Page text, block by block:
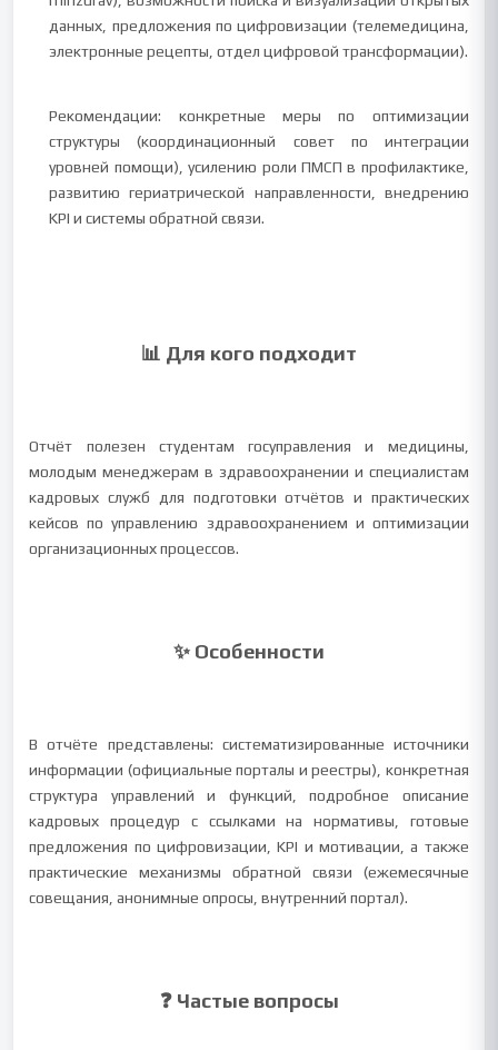
данных, предложения по цифровизации (телемедицина,
электронные рецепты, отдел цифровой трансформации).
Рекомендации: конкретные меры по оптимизации
структуры (координационный совет по интеграции
уровней помощи), усилению роли ПМСП в профилактике,
развитию гериатрической направленности, внедрению
KPI и системы обратной связи.
📊 Для кого подходит
Отчёт полезен студентам госуправления и медицины,
молодым менеджерам в здравоохранении и специалистам
кадровых служб для подготовки отчётов и практических
кейсов по управлению здравоохранением и оптимизации
организационных процессов.
✨ Особенности
В отчёте представлены: систематизированные источники
информации (официальные порталы и реестры), конкретная
структура управлений и функций, подробное описание
кадровых процедур с ссылками на нормативы, готовые
предложения по цифровизации, KPI и мотивации, а также
практические механизмы обратной связи (ежемесячные
совещания, анонимные опросы, внутренний портал).
❓ Частые вопросы